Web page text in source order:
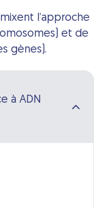
l’approche
et de
gènes).
à ADN